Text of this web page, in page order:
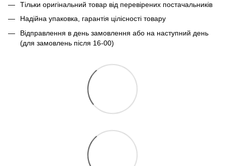
Тільки оригінальний товар від перевірених постачальників
Надійна упаковка, гарантія цілісності товару
Відправлення в день замовлення або на наступний день
(для замовлень після 16-00)